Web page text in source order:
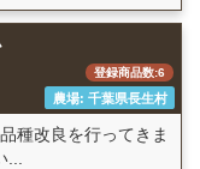
登録商品数:6
農場: 千葉県長生村
種改良を行ってきま